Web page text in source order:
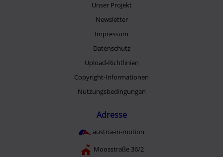
Unser Projekt
Newsletter
Impressum
Datenschutz
Upload-Richtlinien
Copyright-Informationen
Nutzungsbedingungen
Adresse
austria-in-motion
Moosstraße 36/2